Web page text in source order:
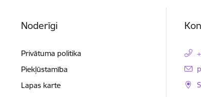
Noderīgi
Privātuma politika
Piekļūstamība
Lapas karte